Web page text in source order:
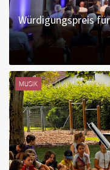
Würdigungspreis
MUSIK